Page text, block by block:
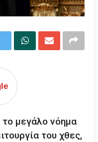
το μεγάλο νόημα
του χθες,